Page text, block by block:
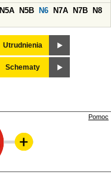
N5A N5B N6 N7A N7B
N8
Utrudnienia
Schematy
Pomoc